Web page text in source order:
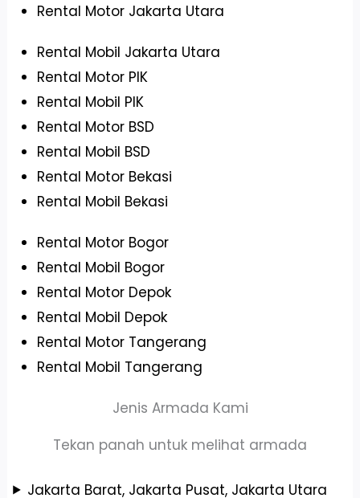
Rental Motor Jakarta Utara
Rental Mobil Jakarta Utara
Rental Motor PIK
Rental Mobil PIK
Rental Motor BSD
Rental Mobil BSD
Rental Motor Bekasi
Rental Mobil Bekasi
Rental Motor Bogor
Rental Mobil Bogor
Rental Motor Depok
Rental Mobil Depok
Rental Motor Tangerang
Rental Mobil Tangerang
Jenis Armada Kami
Tekan panah untuk melihat armada
Jakarta Barat, Jakarta Pusat, Jakarta Utara